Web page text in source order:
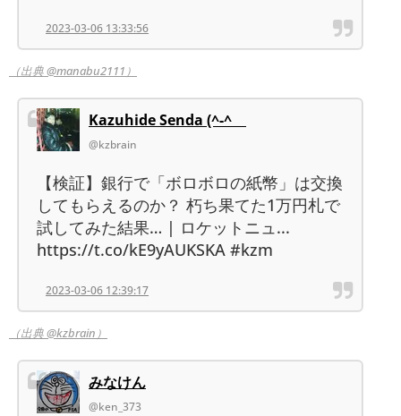
2023-03-06 13:33:56
（出典 @manabu2111）
Kazuhide Senda (^-^ゞ
@kzbrain
【検証】銀行で「ボロボロの紙幣」は交換
してもらえるのか？ 朽ち果てた1万円札で
試してみた結果… | ロケットニュ...
https://t.co/kE9yAUKSKA #kzm
2023-03-06 12:39:17
（出典 @kzbrain）
みなけん
@ken_373